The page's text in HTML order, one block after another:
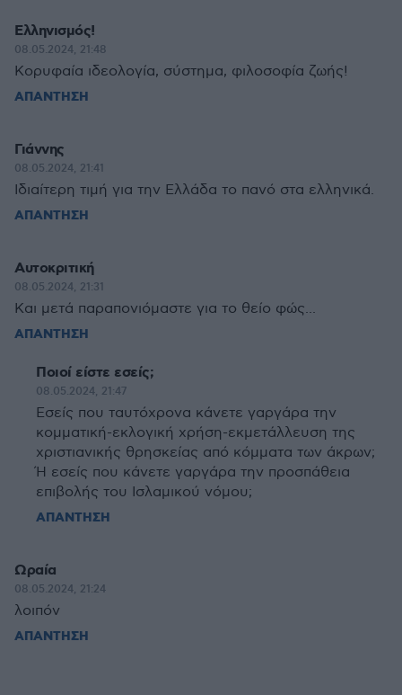
Ελληνισμός!
08.05.2024, 21:48
Κορυφαία ιδεολογία, σύστημα, φιλοσοφία ζωής!
ΑΠΑΝΤΗΣΗ
Γιάννης
08.05.2024, 21:41
Ιδιαίτερη τιμή για την Ελλάδα το πανό στα ελληνικά.
ΑΠΑΝΤΗΣΗ
Αυτοκριτική
08.05.2024, 21:31
Και μετά παραπονιόμαστε για το θείο φώς...
ΑΠΑΝΤΗΣΗ
Ποιοί είστε εσείς;
08.05.2024, 21:47
Εσείς που ταυτόχρονα κάνετε γαργάρα την
κομματική-εκλογική χρήση-εκμετάλλευση της
χριστιανικής θρησκείας από κόμματα των άκρων;
Ή εσείς που κάνετε γαργάρα την προσπάθεια
επιβολής του Ισλαμικού νόμου;
ΑΠΑΝΤΗΣΗ
Ωραία
08.05.2024, 21:24
λοιπόν
ΑΠΑΝΤΗΣΗ